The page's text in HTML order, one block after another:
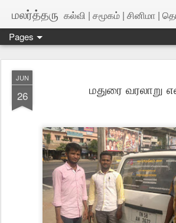
மலர்த்தரு கல்வி | சமூகம் | சினிமா |
Pages
JUN
26 மதுரை வரலாறு